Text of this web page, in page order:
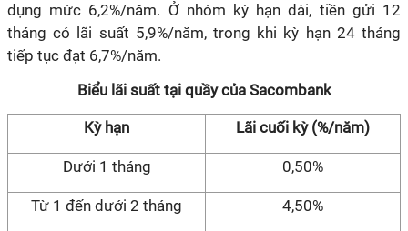
dụng mức 6,2%/năm. Ở nhóm kỳ hạn dài, tiền gửi 12
tháng có lãi suất 5,9%/năm, trong khi kỳ hạn 24 tháng
tiếp tục đạt 6,7%/năm.
Biểu lãi suất tại quầy của Sacombank
Kỳ hạn Lãi cuối kỳ (%/năm)
Dưới 1 tháng 0,50%
Từ 1 đến dưới 2 tháng 4,50%